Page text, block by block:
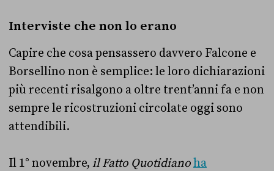
Interviste che non lo erano
Capire che cosa pensassero davvero Falcone e
Borsellino non è semplice: le loro dichiarazioni
più recenti risalgono a oltre trent’anni fa e non
sempre le ricostruzioni circolate oggi sono
attendibili.
Il 1° novembre, il Fatto Quotidianoha